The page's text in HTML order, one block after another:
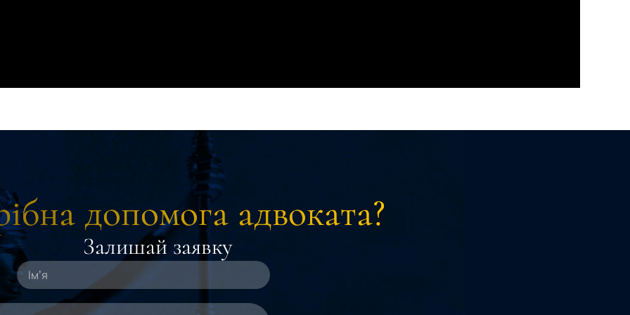
допомога адвоката?
Залишай заявку